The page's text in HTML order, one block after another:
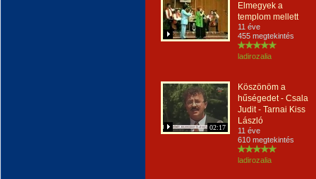
Elmegyek a
templom mellett
11 éve
455 megtekintés
ladirozalia
02:17
Köszönöm a
hűségedet - Csala
Judit - Tarnai Kiss
László
11 éve
610 megtekintés
ladirozalia